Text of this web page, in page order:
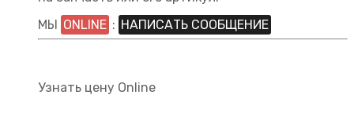
МЫ ONLINE : НАПИСАТЬ СООБЩЕНИЕ
Узнать цену Online